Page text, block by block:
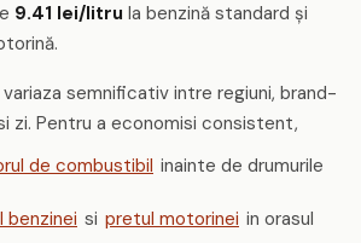
9.41 lei/litru la benzină standard și
semnificativ intre regiuni, brand-
zi. Pentru a economisi consistent,
de combustibil inainte de drumurile
benzinei si pretul motorinei in orasul